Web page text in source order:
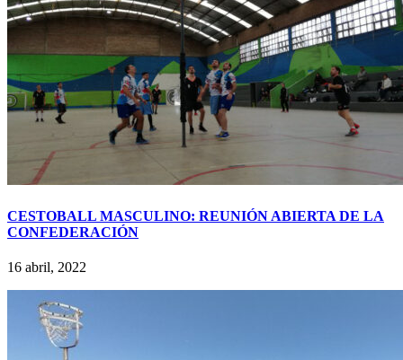
CESTOBALL MASCULINO: REUNIÓN ABIERTA DE LA
CONFEDERACIÓN
16 abril, 2022